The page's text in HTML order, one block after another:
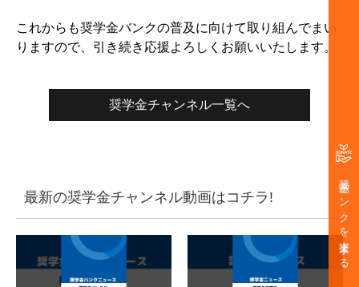
奨学金バンクを支援する
これからも奨学金バンクの普及に向けて取り組んでまい
りますので、引き続き応援よろしくお願いいたします。
奨学金チャンネル一覧へ
最新の奨学金チャンネル動画はコチラ!